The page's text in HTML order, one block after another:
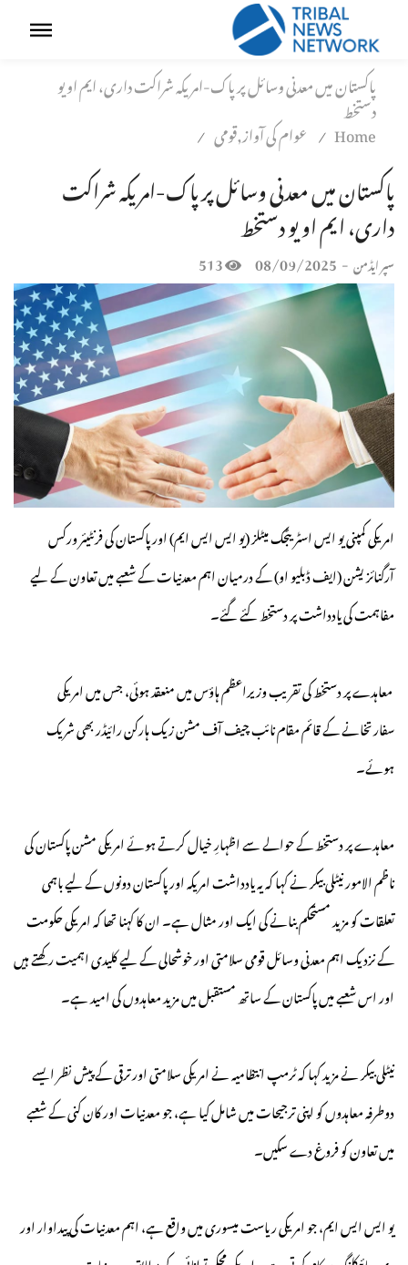
پاکستان میں معدنی وسائل پر پاک-امریکہ شراکت داری، ایم او یو
دستخط
Home
/ عوام کی آواز,قومی /
پاکستان میں معدنی وسائل پر پاک-امریکہ شراکت
داری، ایم او یو دستخط
سپر ایڈمن -
08/09/2025
امریکی کمپنی یو ایس اسٹریٹجک میٹلز (یو ایس ایس ایم) اور پاکستان کی فرنٹیئر ورکس
آرگنائزیشن (ایف ڈبلیو او) کے درمیان اہم معدنیات کے شعبے میں تعاون کے لیے
مفاہمت کی یادداشت پر دستخط کئے گئے۔
معاہدے پر دستخط کی تقریب وزیراعظم ہاؤس میں منعقد ہوئی، جس میں امریکی
سفارتخانے کے قائم مقام نائب چیف آف مشن زیک ہارکن رائیڈر بھی شریک
ہوئے۔
معاہدے پر دستخط کے حوالے سے اظہارِ خیال کرتے ہوئے امریکی مشن پاکستان کی
ناظم الامور نیٹلی بیکر نے کہا کہ یہ یادداشت امریکہ اور پاکستان دونوں کے لیے باہمی
تعلقات کو مزید مستحکم بنانے کی ایک اور مثال ہے۔ ان کا کہنا تھا کہ امریکی حکومت
کے نزدیک اہم معدنی وسائل قومی سلامتی اور خوشحالی کے لیے کلیدی اہمیت رکھتے ہیں
اور اس شعبے میں پاکستان کے ساتھ مستقبل میں مزید معاہدوں کی امید ہے۔
نیٹلی بیکر نے مزید کہا کہ ٹرمپ انتظامیہ نے امریکی سلامتی اور ترقی کے پیش نظر ایسے
دوطرفہ معاہدوں کو اپنی ترجیحات میں شامل کیا ہے، جو معدنیات اور کان کنی کے شعبے
میں تعاون کو فروغ دے سکیں۔
یو ایس ایس ایم، جو امریکی ریاست میسوری میں واقع ہے، اہم معدنیات کی پیداوار اور